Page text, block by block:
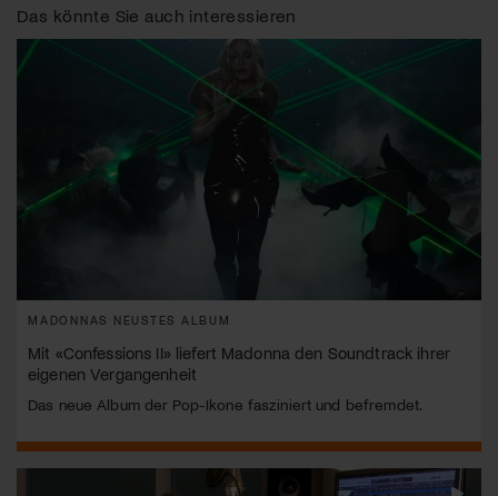
Das könnte Sie auch interessieren
MADONNAS NEUSTES ALBUM
Mit «Confessions II» liefert Madonna den Soundtrack ihrer
eigenen Vergangenheit
Das neue Album der Pop-Ikone fasziniert und befremdet.